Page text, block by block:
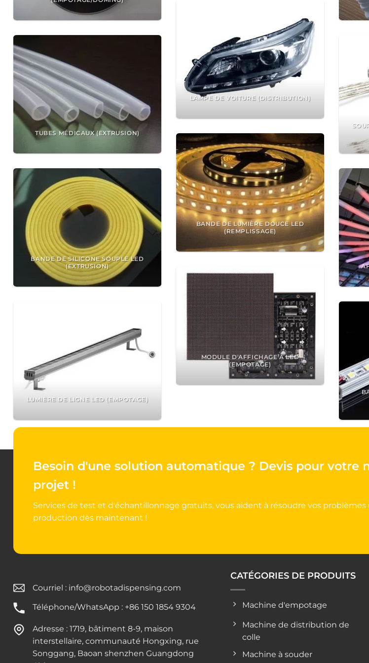
LAMPE DE VOITURE (DISTRIBUTION)
TUBES MÉDICAUX (EXTRUSION)
BANDE DE LUMIÈRE DOUCE LED
(REMPLISSAGE)
BANDE DE SILICONE SOUPLE LED
(EXTRUSION)
MODULE D'AFFICHAGE À LED
(EMPOTAGE)
LUMIÈRE DE LIGNE LED (EMPOTAGE)
Besoin d'une solution automatique ? Devis pour votre
projet !
Services de test et d'échantillonnage gratuits, vous aident à résoudre vos problèmes
production dès maintenant !
Courriel : info@robotadispensing.com
Téléphone/WhatsApp : +86 150 1854 9304
Adresse : 1719, bâtiment 8-9, maison
interstellaire, communauté Hongxing, rue
Songgang, Baoan shenzhen Guangdong
CATÉGORIES DE PRODUITS
Machine d'empotage
Machine de distribution de
colle
Machine à souder